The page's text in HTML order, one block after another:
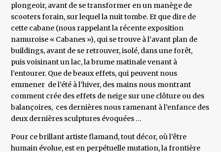
plongeoir, avant de se transformer en un manège de
scooters forain, sur lequel la nuit tombe. Et que dire de
cette cabane (nous rappelant la récente exposition
namuroise « Cabanes »), qui se trouve à l’avant plan de
buildings, avant de se retrouver, isolé, dans une forêt,
puis voisinant un lac, la brume matinale venant à
l’entourer. Que de beaux effets, qui peuvent nous
emmener de l’été à l’hiver, des mains nous montrant
comment crée des effets de neige sur une clôture ou des
balançoires, ces dernières nous ramenant à l’enfance des
deux dernières sculptures évoquées …
Pour ce brillant artiste flamand, tout décor, où l’être
humain évolue, est en perpétuelle mutation, la frontière